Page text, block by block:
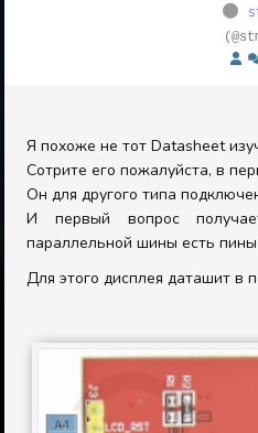
Я похоже не тот Datasheet
Сотрите его пожалуйста, в
Он для другого типа
И первый вопрос
параллельной шины есть пины
Для этого дисплея даташит в